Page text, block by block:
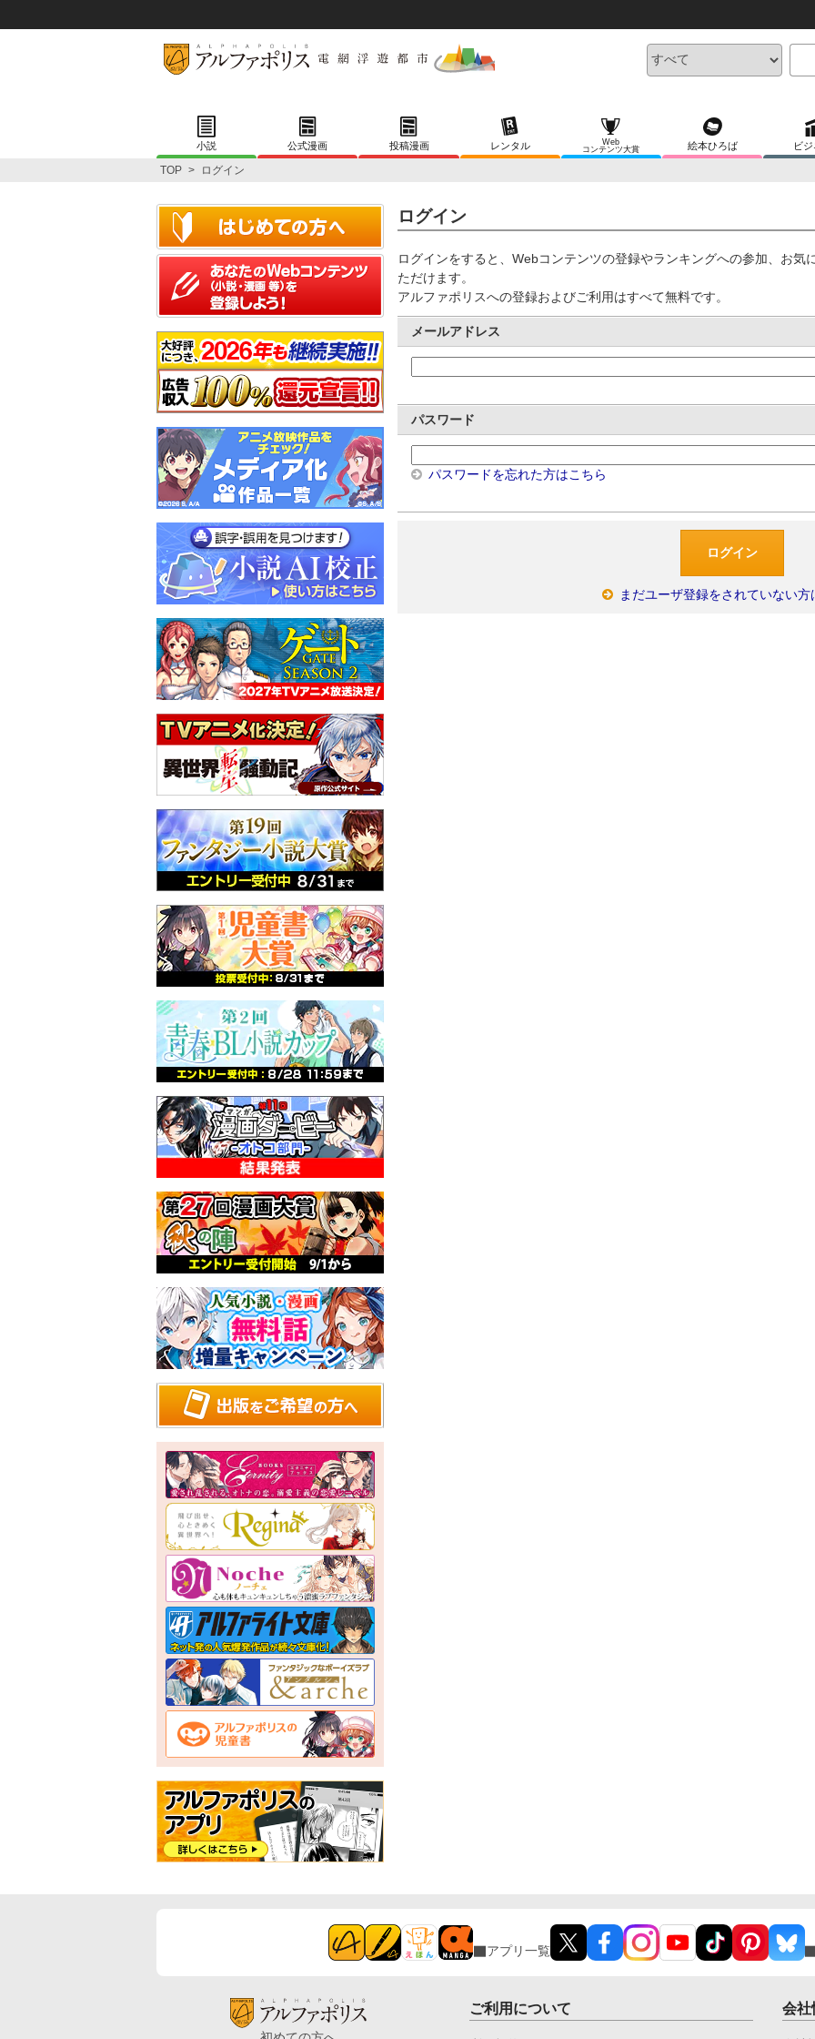
小説 公式漫画 投稿漫画 レンタル
Web
コンテンツ大賞
絵本ひろば ビ
TOP > ログイン
ログイン
ログインをすると、Webコンテンツの登録やランキングへの参加、お気
ただけます。
アルファポリスへの登録およびご利用はすべて無料です。
メールアドレス
パスワード
パスワードを忘れた方はこちら
まだユーザ登録をされていない方
アプリ一覧
ご利用について 会社